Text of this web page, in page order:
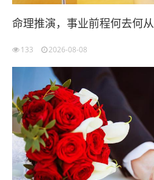
命理推演，事业前程何去何从
133 2026-08-08